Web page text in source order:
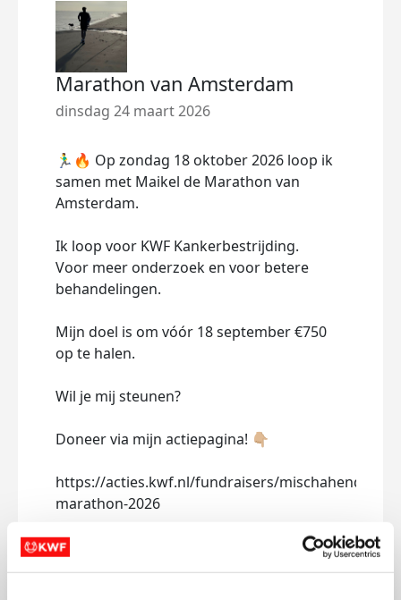
Marathon van Amsterdam
dinsdag 24 maart 2026
🏃‍♂️🔥 Op zondag 18 oktober 2026 loop ik
samen met Maikel de Marathon van
Amsterdam.
Ik loop voor KWF Kankerbestrijding.
Voor meer onderzoek en voor betere
behandelingen.
Mijn doel is om vóór 18 september €750
op te halen.
Wil je mij steunen?
Doneer via mijn actiepagina! 👇🏼
https://acties.kwf.nl/fundraisers/
marathon-2026